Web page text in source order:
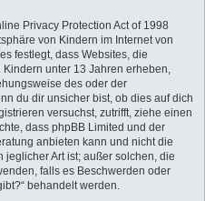
Privacy Protection Act of 1998
von Kindern im Internet von
festlegt, dass Websites, die
unter 13 Jahren erheben,
des oder der
du dir unsicher bist, ob dies auf dich
versuchst, zutrifft, ziehe einen
dass phpBB Limited und der
anbieten kann und nicht die
Art ist; außer solchen, die
falls es Beschwerden oder
behandelt werden.